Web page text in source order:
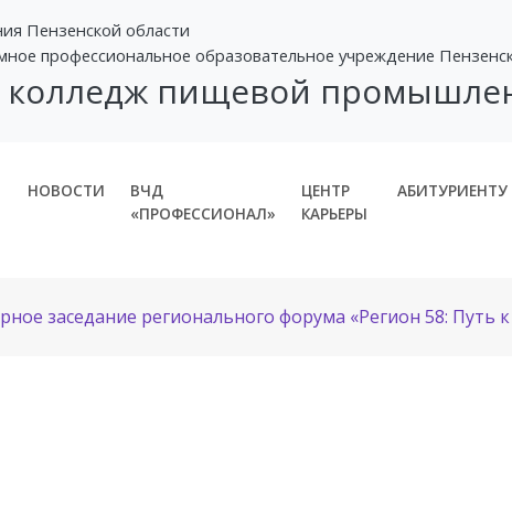
Пензенской области
профессиональное образовательное учреждение
колледж пищевой
НОВОСТИ
ВЧД
«ПРОФЕССИОНАЛ»
ЦЕНТР
КАРЬЕРЫ
АБИТУРИЕНТУ
заседание регионального форума «Регион 58: Путь к